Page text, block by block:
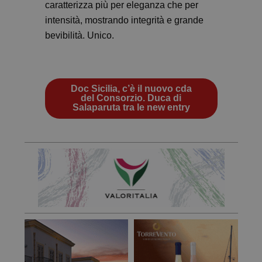
caratterizza più per eleganza che per
intensità, mostrando integrità e grande
bevibilità. Unico.
Doc Sicilia, c’è il nuovo cda
del Consorzio. Duca di
Salaparuta tra le new entry